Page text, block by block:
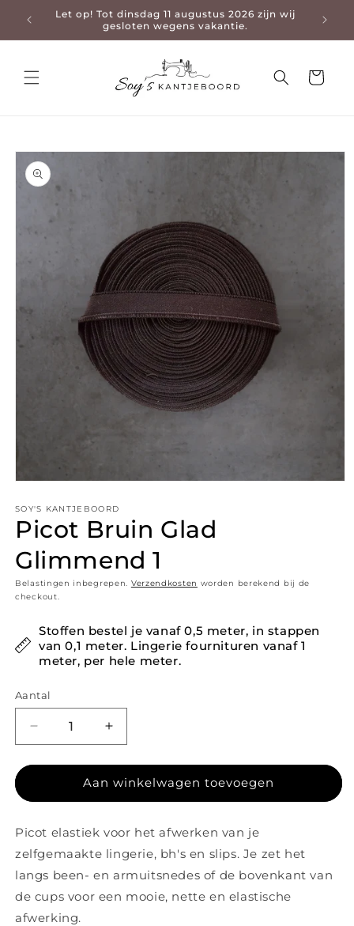
naar de content
Let op! Tot dinsdag 11 augustus 2026 zijn wij
gesloten wegens vakantie.
3-4
productinformatie
SOY'S KANTJEBOORD
Picot Bruin Glad
Glimmend 1
Belastingen inbegrepen. Verzendkosten worden berekend bij de
checkout.
Stoffen bestel je vanaf 0,5 meter, in stappen
van 0,1 meter. Lingerie fournituren vanaf 1
meter, per hele meter.
Aantal
Aantal verlagen voor Picot Bruin Glad Glimmend 1
Aantal verhogen voor Picot Bruin
Aan winkelwagen toevoegen
Picot elastiek voor het afwerken van je
zelfgemaakte lingerie, bh's en slips. Je zet het
langs been- en armuitsnedes of de bovenkant van
de cups voor een mooie, nette en elastische
afwerking.